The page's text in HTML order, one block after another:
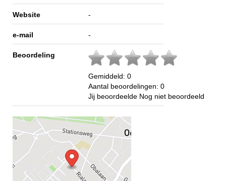
Website -
e-mail -
Beoordeling
Gemiddeld: 0
Aantal beoordelingen: 0
Jij beoordeelde Nog niet beoordeeld